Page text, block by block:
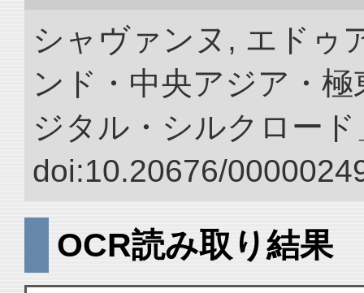
シャヴァンヌ, エドゥ
ンド・中央アジア・
ジタル・シルクロー
doi:10.20676/
OCR読み取り結果